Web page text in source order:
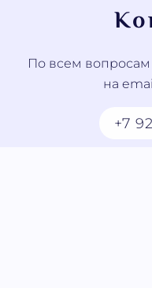
По всем вопросам
на
+7